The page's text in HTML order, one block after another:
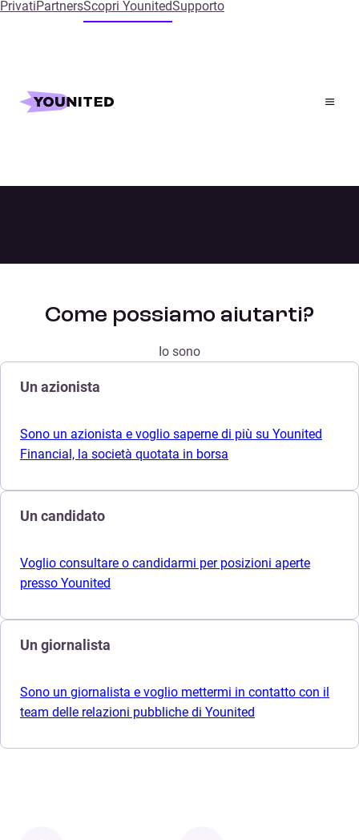
PrivatiPartnersScopri YounitedSupporto
Home Contatti
Come possiamo aiutarti?
Io sono
Un azionista
Sono un azionista e voglio saperne di più su Younited
Financial, la società quotata in borsa
Un candidato
Voglio consultare o candidarmi per posizioni aperte
presso Younited
Un giornalista
Sono un giornalista e voglio mettermi in contatto con il
team delle relazioni pubbliche di Younited